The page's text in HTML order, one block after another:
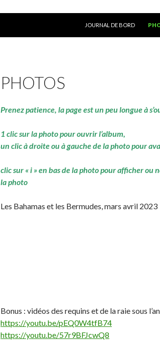
JOURNAL DE BORD
PHOTOS
Prenez patience, la page est un peu longue à
1 clic sur la photo pour ouvrir l’album,
un clic à droite ou à gauche de la photo pour
clic sur « i » en bas de la photo pour afficher ou
la photo
Les Bahamas et les Bermudes, mars avril 2023
Bonus : vidéos des requins et de la raie sous
https://youtu.be/pEQ0W4tfB74
https://youtu.be/57r9BFJcwQ8